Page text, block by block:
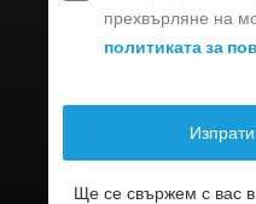
прехвърляне на
политиката за
Ще се свържем с вас